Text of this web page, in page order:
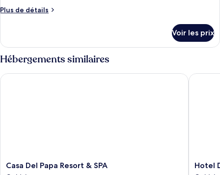
chambre :
Plus de détails
Plus
le
type
de
chambre
Chambre
Voir les prix
Hébergements similaires
Casa
Del
Casa Del Papa Resort & SPA
Casa Del Papa Resort & SPA
Hotel
DK
Hotel
Hotel DK